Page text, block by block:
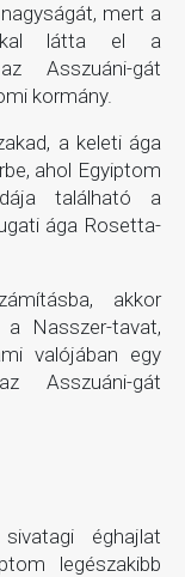
mert a
látta el a
Asszuáni-gát
kormány.
a keleti ága
ahol Egyiptom
található a
ága Rosetta-
akkor
a Nasszer-tavat,
valójában egy
Asszuáni-gát
éghajlat
legészakibb